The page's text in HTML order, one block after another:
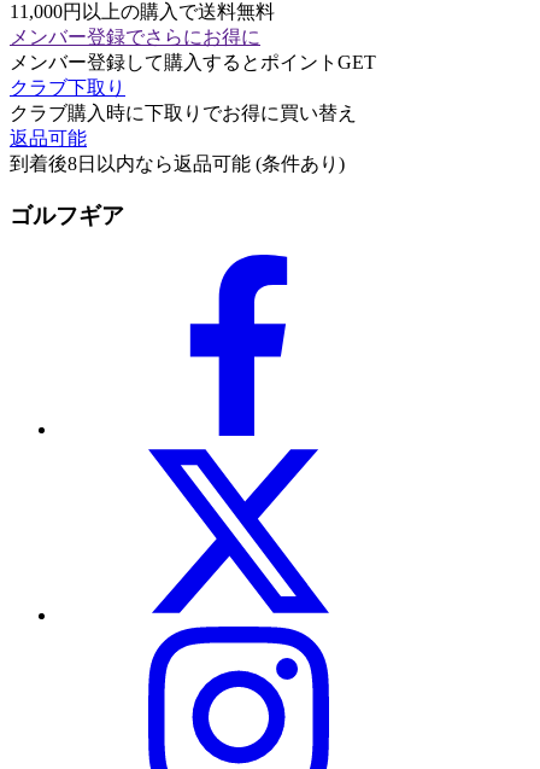
11,000円以上の購入で送料無料
メンバー登録でさらにお得に
メンバー登録して購入するとポイントGET
クラブ下取り
クラブ購入時に下取りでお得に買い替え
返品可能
到着後8日以内なら返品可能 (条件あり)
ゴルフギア